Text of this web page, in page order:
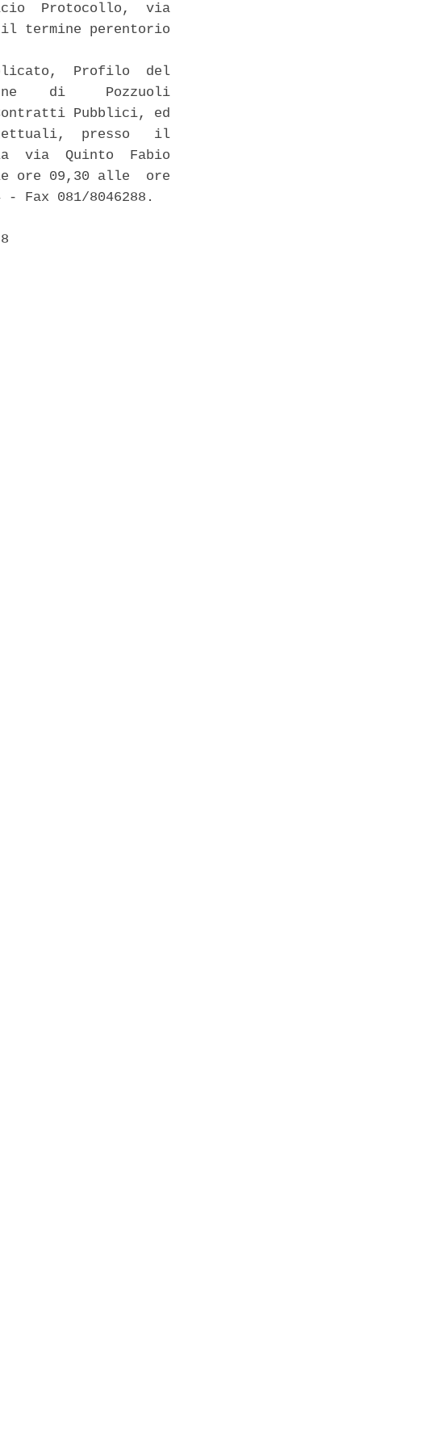
Protocollo,  via
termine perentorio
Profilo  del
di     Pozzuoli
Pubblici, ed
presso   il
via  Quinto  Fabio
ore 09,30 alle  ore
Fax 081/8046288.